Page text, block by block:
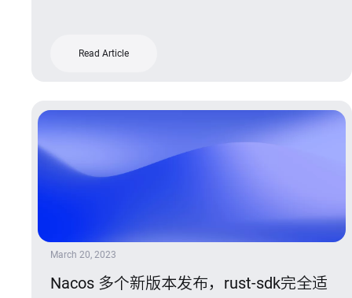
Read Article
March 20, 2023
Nacos 多个新版本发布，rust-sdk完全适